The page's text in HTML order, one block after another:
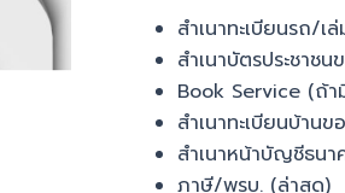
สำเนาทะเบียนรถ/เ
สำเนาบัตรประชาช
Book Service (ถ้า
สำเนาทะเบียนบ้าน
สำเนาหน้าบัญชีธน
ภาษี/พรบ. (ล่าสุด)